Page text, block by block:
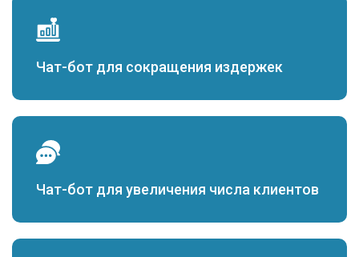
Чат-бот для сокращения издержек
Чат-бот для увеличения числа клиентов